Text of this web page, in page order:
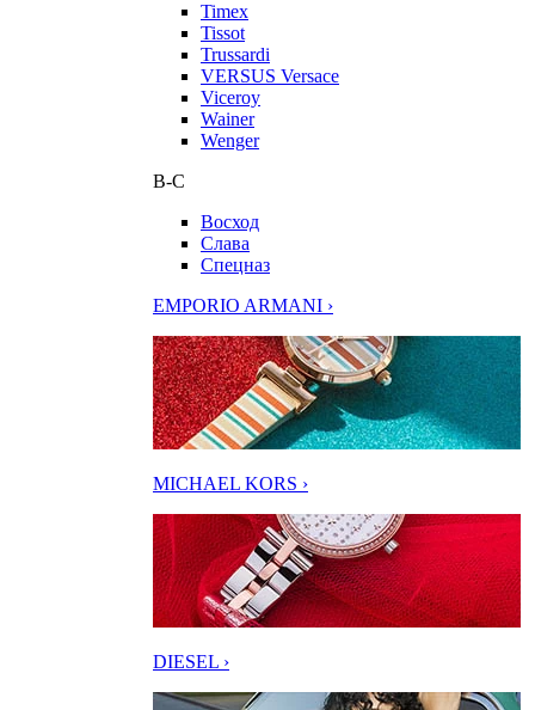
Timex
Tissot
Trussardi
VERSUS Versace
Viceroy
Wainer
Wenger
В-С
Восход
Слава
Спецназ
EMPORIO ARMANI ›
MICHAEL KORS ›
DIESEL ›